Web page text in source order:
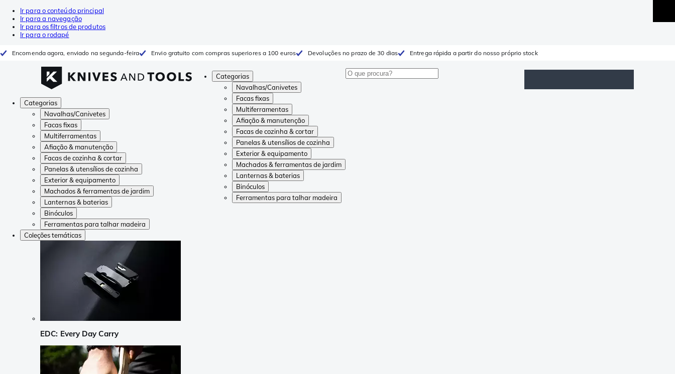
Ir para o conteúdo principal
Ir para a navegação
Ir para os filtros de produtos
Ir para o rodapé
Encomenda agora, enviado na segunda-feira Envio gratuito com compras superiores a 100 euros Devoluções no prazo de 30 dias Entrega rápida a partir do nosso próprio stock
Categorias
Navalhas/Canivetes
Facas fixas
Multiferramentas
Afiação & manutenção
Facas de cozinha & cortar
Panelas & utensílios de cozinha
Exterior & equipamento
Machados & ferramentas de jardim
Lanternas & baterias
Binóculos
Ferramentas para talhar madeira
Categorias
Navalhas/Canivetes
Facas fixas
Multiferramentas
Afiação & manutenção
Facas de cozinha & cortar
Panelas & utensílios de cozinha
Exterior & equipamento
Machados & ferramentas de jardim
Lanternas & baterias
Binóculos
Ferramentas para talhar madeira
Coleções temáticas
EDC: Every Day Carry